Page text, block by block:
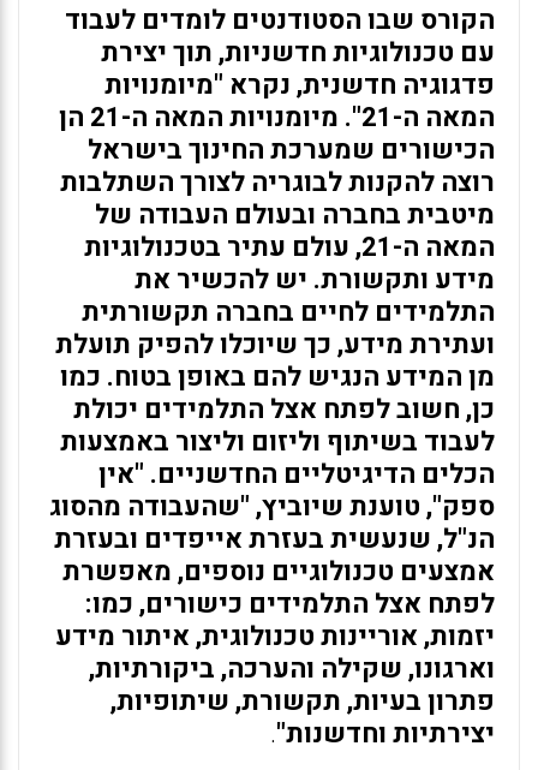
הקורס שבו הסטודנטים לומדים לעבוד
עם טכנולוגיות חדשניות, תוך יצירת
פדגוגיה חדשנית, נקרא "מיומנויות
המאה ה-21". מיומנויות המאה ה-21 הן
הכישורים שמערכת החינוך בישראל
רוצה להקנות לבוגריה לצורך השתלבות
מיטבית בחברה ובעולם העבודה של
המאה ה-21, עולם עתיר בטכנולוגיות
מידע ותקשורת. יש להכשיר את
התלמידים לחיים בחברה תקשורתית
ועתירת מידע, כך שיוכלו להפיק תועלת
מן המידע הנגיש להם באופן בטוח. כמו
כן, חשוב לפתח אצל התלמידים יכולת
לעבוד בשיתוף וליזום וליצור באמצעות
הכלים הדיגיטליים החדשניים. "אין
ספק", טוענת שיוביץ, "שהעבודה מהסוג
הנ"ל, שנעשית בעזרת אייפדים ובעזרת
אמצעים טכנולוגיים נוספים, מאפשרת
לפתח אצל התלמידים כישורים, כמו:
יזמות, אוריינות טכנולוגית, איתור מידע
וארגונו, שקילה והערכה, ביקורתיות,
פתרון בעיות, תקשורת, שיתופיות,
יצירתיות וחדשנות".